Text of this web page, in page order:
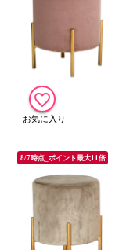
8/7時点_ポイント最大11倍